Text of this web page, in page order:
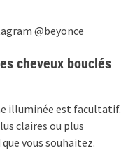
@beyonce
cheveux bouclés
illuminée est facultatif.
claires ou plus
vous souhaitez.